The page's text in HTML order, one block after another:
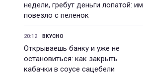
недели, гребут деньги лопатой: им
повезло с пеленок
20:12 ВКУСНО
Открываешь банку и уже не
остановиться: как закрыть
кабачки в соусе сацебели